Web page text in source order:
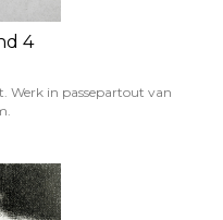
4
Werk in passepartout van